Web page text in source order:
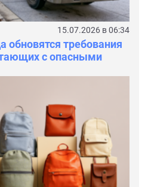
15.07.2026 в 06:34
обновятся требования
с опасными